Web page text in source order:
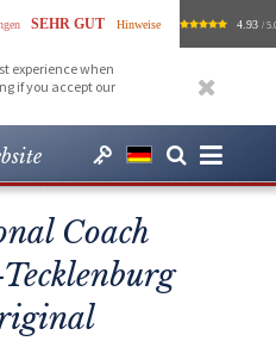
SEHR GUT Hinweise 4.93 /
experience when
if you accept our
Coach